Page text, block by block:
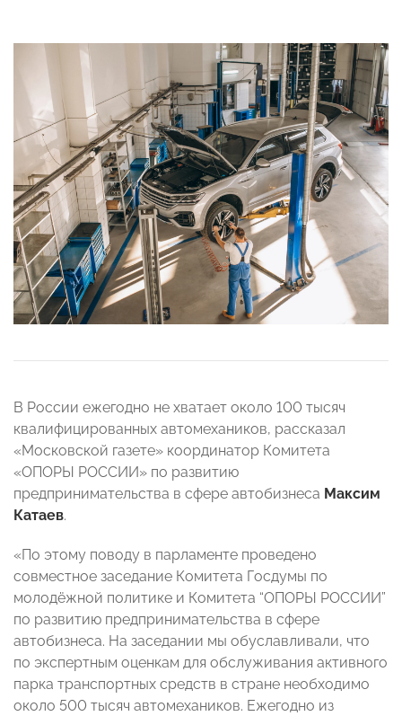
В России ежегодно не хватает около 100 тысяч
квалифицированных автомехаников, рассказал
«Московской газете» координатор Комитета
«ОПОРЫ РОССИИ» по развитию
предпринимательства в сфере автобизнеса Максим
Катаев.
«По этому поводу в парламенте проведено
совместное заседание Комитета Госдумы по
молодёжной политике и Комитета “ОПОРЫ РОССИИ”
по развитию предпринимательства в сфере
автобизнеса. На заседании мы обуславливали, что
по экспертным оценкам для обслуживания активного
парка транспортных средств в стране необходимо
около 500 тысяч автомехаников. Ежегодно из